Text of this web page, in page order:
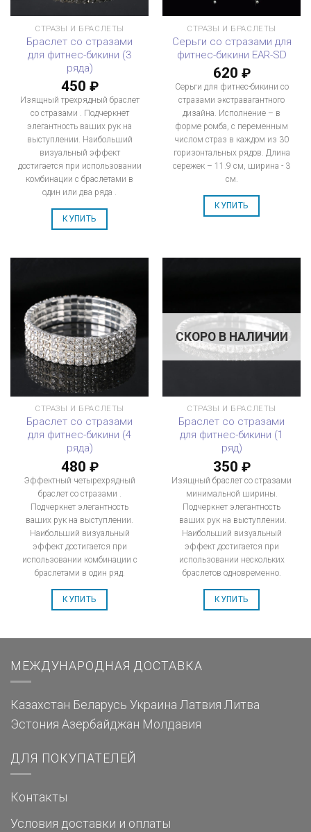
СТРАЗЫ И БРАСЛЕТЫ
Браслет со стразами
для фитнес-бикини (3
ряда)
450 ₽
Изящный трехрядный браслет
со стразами . Подчеркнет
элегантность ваших рук на
выступлении. Наибольший
визуальный эффект
достигается при использовании
комбинации с браслетами в
один или два ряда .
КУПИТЬ
СТРАЗЫ И БРАСЛЕТЫ
Серьги со стразами для
фитнес-бикини EAR-SD
620 ₽
Серьги для фитнес-бикини со
стразами экстравагантного
дизайна. Исполнение – в
форме ромба, с переменным
числом страз в каждом из 30
горизонтальных рядов. Длина
сережек – 11.9 см, ширина - 3
см.
КУПИТЬ
СТРАЗЫ И БРАСЛЕТЫ
Браслет со стразами
для фитнес-бикини (4
ряда)
480 ₽
Эффектный четырехрядный
браслет со стразами .
Подчеркнет элегантность
ваших рук на выступлении.
Наибольший визуальный
эффект достигается при
использовании комбинации с
браслетами в один ряд.
КУПИТЬ
СКОРО В НАЛИЧИИ
СТРАЗЫ И БРАСЛЕТЫ
Браслет со стразами
для фитнес-бикини (1
ряд)
350 ₽
Изящный браслет со стразами
минимальной ширины.
Подчеркнет элегантность
ваших рук на выступлении.
Наибольший визуальный
эффект достигается при
использовании нескольких
браслетов одновременно.
КУПИТЬ
МЕЖДУНАРОДНАЯ ДОСТАВКА
Казахстан Беларусь Украина Латвия Литва
Эстония Азербайджан Молдавия
ДЛЯ ПОКУПАТЕЛЕЙ
Контакты
Условия доставки и оплаты